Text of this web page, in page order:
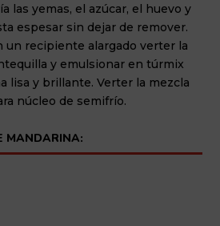
las yemas, el azúcar, el huevo y
espesar sin dejar de remover.
un recipiente alargado verter la
y emulsionar en túrmix
lisa y brillante. Verter la mezcla
núcleo de semifrío.
MANDARINA: